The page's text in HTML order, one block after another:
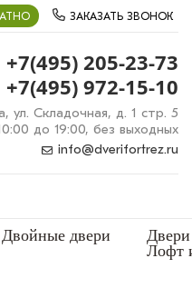
ЗАКАЗАТЬ ЗВОНОК
+7(495) 205-23-73
+7(495) 972-15-10
ул. Складочная, д. 1 стр. 5
до 19:00, без выходных
info@dverifortrez.ru
Двойные двери
Лофт